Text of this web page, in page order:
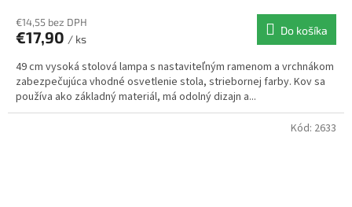
€14,55 bez DPH
€17,90 / ks
Do košíka
49 cm vysoká stolová lampa s nastaviteľným ramenom a vrchnákom
zabezpečujúca vhodné osvetlenie stola, striebornej farby. Kov sa
používa ako základný materiál, má odolný dizajn a...
Kód: 2633